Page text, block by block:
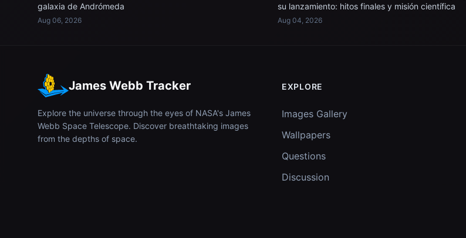
galaxia de Andrómeda
Aug 06, 2026
su lanzamiento: hitos finales y misión científica
Aug 04, 2026
James Webb Tracker
Explore the universe through the eyes of NASA's James
Webb Space Telescope. Discover breathtaking images
from the depths of space.
EXPLORE
Images Gallery
Wallpapers
Questions
Discussion